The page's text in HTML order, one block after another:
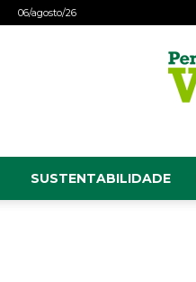
06/agosto/26
SUSTENTABILIDADE